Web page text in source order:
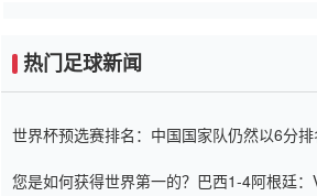
热门足球新闻
世界杯预选赛排名：中国国家队仍然以6分排
您是如何获得世界第一的？巴西1-4阿根廷：